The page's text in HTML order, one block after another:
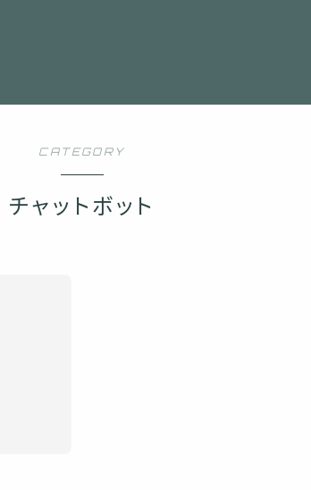
CATEGORY
チャットボット